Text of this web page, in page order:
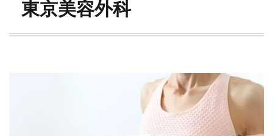
東京美容外科